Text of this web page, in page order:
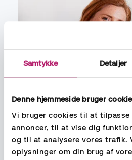
Samtykke Detaljer
Denne hjemmeside bruger
Vi bruger cookies til at tilpasse
annoncer, til at vise dig
og til at analysere vores trafik.
oplysninger om din brug af